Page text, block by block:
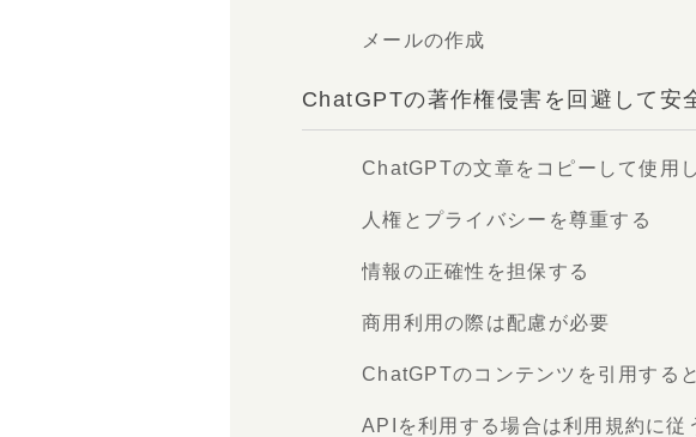
メールの作成
ChatGPTの著作権侵害を回避して安
ChatGPTの文章をコピーして使用
人権とプライバシーを尊重する
情報の正確性を担保する
商用利用の際は配慮が必要
ChatGPTのコンテンツを引用する
APIを利用する場合は利用規約に従